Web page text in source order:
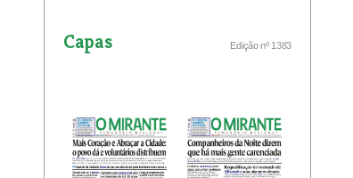
Capas Edição nº 1383